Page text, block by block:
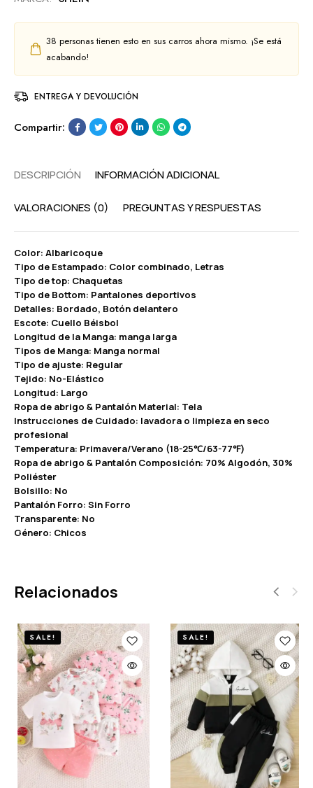
38 personas tienen esto en sus carros ahora mismo. ¡Se está
acabando!
ENTREGA Y DEVOLUCIÓN
Compartir:
DESCRIPCIÓN INFORMACIÓN ADICIONAL
VALORACIONES (0) PREGUNTAS Y RESPUESTAS
Color: Albaricoque
Tipo de Estampado: Color combinado, Letras
Tipo de top: Chaquetas
Tipo de Bottom: Pantalones deportivos
Detalles: Bordado, Botón delantero
Escote: Cuello Béisbol
Longitud de la Manga: manga larga
Tipos de Manga: Manga normal
Tipo de ajuste: Regular
Tejido: No-Elástico
Longitud: Largo
Ropa de abrigo & Pantalón Material: Tela
Instrucciones de Cuidado: lavadora o limpieza en seco
profesional
Temperatura: Primavera/Verano (18-25℃/63-77℉)
Ropa de abrigo & Pantalón Composición: 70% Algodón, 30%
Poliéster
Bolsillo: No
Pantalón Forro: Sin Forro
Transparente: No
Género: Chicos
Relacionados
SALE! SALE!